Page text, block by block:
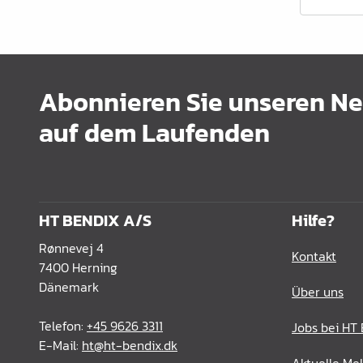
Leisten Profile
Elektro Artikel
Verpackung
Lamello Produkte
Abonnieren Sie unseren
auf dem Laufenden
HT BENDIX A/S
Rønnevej 4
7400 Herning
Dänemark
Telefon: +45 9626 3311
E-Mail: ht@ht-bendix.dk
Hilfe?
Kontakt
Über uns
Jobs bei HT